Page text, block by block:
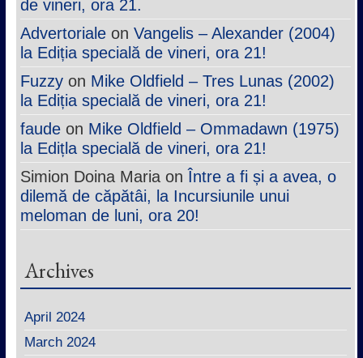
de vineri, ora 21.
Advertorialeon Vangelis – Alexander (2004)
la Ediția specială de vineri, ora 21!
Fuzzyon Mike Oldfield – Tres Lunas (2002)
la Ediția specială de vineri, ora 21!
faudeon Mike Oldfield – Ommadawn (1975)
la Edițla specială de vineri, ora 21!
Simion Doina MariaonÎntre a fi și a avea, o
dilemă de căpătâi, la Incursiunile unui
meloman de luni, ora 20!
Archives
April 2024
March 2024